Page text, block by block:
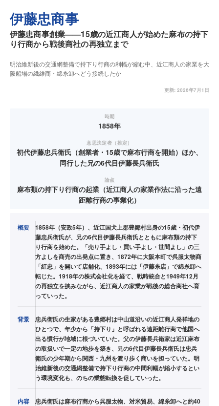
伊藤忠商事
伊藤忠商事創業——15歳の近江商人が始めた麻布の持下
り行商から戦後商社の再独立まで
明治維新後の交通網整備で持下り行商の利幅が縮む中、近江商人の家業を大
阪船場の繊維商・綿糸卸へどう接続したか
更新: 2026年7月1日
時期
1858年
意思決定者（推定）
初代伊藤忠兵衛氏（創業者・15歳で麻布行商を開始）ほか、
同行した兄の6代目伊藤長兵衛氏
論点
麻布類の持下り行商の起業（近江商人の家業作法に沿った遠
距離行商の事業化）
概要
1858年（安政5年）、近江国犬上郡豊郷村出身の15歳・初代伊
藤忠兵衛氏が、兄の6代目伊藤長兵衛氏とともに麻布類の持下
り行商を始めた。「売り手よし・買い手よし・世間よし」の三
方よしを商売の出発点に置き、1872年に大阪本町で呉服太物商
「紅忠」を開いて店舗化、1893年には「伊藤糸店」で綿糸卸へ
転じた。1918年の株式会社化を経て、戦時統合と1949年12月
の再独立を挟みながら、近江商人の家業が戦後の総合商社へ育
っていった。
背景
忠兵衛氏の生家がある豊郷村は中山道沿いの近江商人発祥地の
ひとつで、年少から「持下り」と呼ばれる遠距離行商で他国へ
出る慣行が地域に根づいていた。父の伊藤長兵衛家は近江麻布
の取扱いで一定の地歩を築き、兄の6代目伊藤長兵衛氏は忠兵
衛氏の少年期から関西・九州を渡り歩く商いを担っていた。明
治維新後の交通網整備で持下り行商の中間利幅が縮小するとい
う環境変化も、のちの業態転換を促していった。
内容
忠兵衛氏は麻布行商から呉服太物、対米貿易、綿糸卸へと約40